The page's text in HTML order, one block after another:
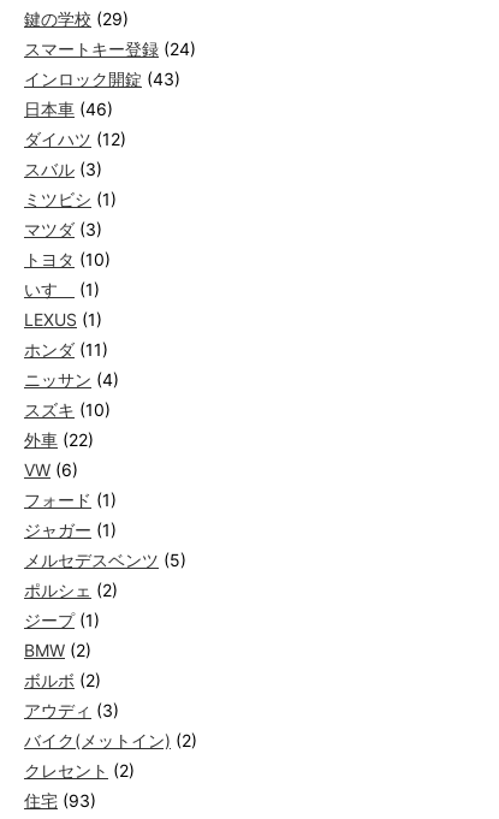
鍵の学校 (29)
スマートキー登録 (24)
インロック開錠 (43)
日本車 (46)
ダイハツ (12)
スバル (3)
ミツビシ (1)
マツダ (3)
トヨタ (10)
いすゞ
(1)
LEXUS (1)
ホンダ (11)
ニッサン (4)
スズキ (10)
外車 (22)
VW (6)
フォード (1)
ジャガー (1)
メルセデスベンツ (5)
ポルシェ (2)
ジープ(1)
BMW (2)
ボルボ (2)
アウディ (3)
バイク(メットイン) (2)
クレセント (2)
住宅 (93)